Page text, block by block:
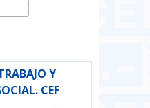
Y
CEF